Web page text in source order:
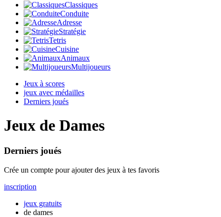
Classiques
Conduite
Adresse
Stratégie
Tetris
Cuisine
Animaux
Multijoueurs
Jeux à scores
jeux avec médailles
Derniers joués
Jeux de Dames
Derniers joués
Crée un compte pour ajouter des jeux à tes favoris
inscription
jeux gratuits
de dames